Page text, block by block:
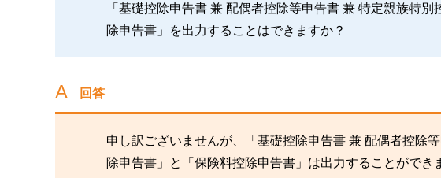
「基礎控除申告書 兼 配偶者控除等申告書 兼 特定親族特
除申告書」を出力することはできますか？
回答
申し訳ございませんが、「基礎控除申告書 兼 配偶者控除
除申告書」と「保険料控除申告書」は出力することができ